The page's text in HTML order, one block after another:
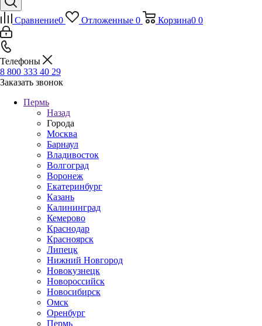
Сравнение0 Отложенные 0 Корзина0 0
Телефоны
8 800 333 40 29
Заказать звонок
Пермь
Назад
Города
Москва
Барнаул
Владивосток
Волгоград
Воронеж
Екатеринбург
Казань
Калининград
Кемерово
Краснодар
Красноярск
Липецк
Нижний Новгород
Новокузнецк
Новороссийск
Новосибирск
Омск
Оренбург
Пермь